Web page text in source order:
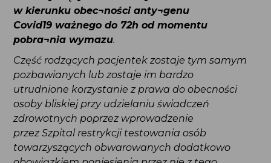
towarzyszącym na własny koszt testu
w kierunku obec¬ności anty¬genu
Covid19 ważnego do 72h od momentu
pobra¬nia wymazu
Część rodzących pacjentek zostaje tym samym
pozbawianych lub zostaje im bardzo utrudnione
korzystanie z prawa do obecności osoby bliskiej
przy udzielaniu świadczeń zdrowotnych poprzez
wprowadzenie przez Szpital restrykcji testowania
osób towarzyszących obwarowanych dodatkowo
obowiązkiem poniesienia przez nie z tego tytułu